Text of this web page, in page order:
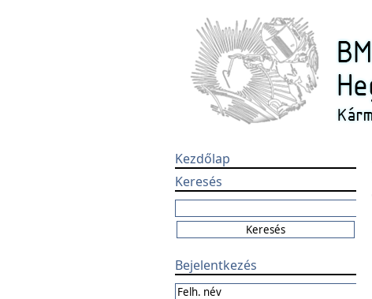
Kezdőlap
Keresés
Bejelentkezés